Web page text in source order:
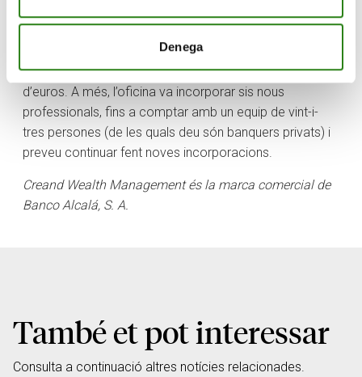
Denega
Savills.
El 2023, Creand Wealth Management a Catalunya va
incrementar el seu volum de negoci en 130 milions
d’euros. A més, l’oficina va incorporar sis nous
professionals, fins a comptar amb un equip de vint-i-
tres persones (de les quals deu són banquers privats) i
preveu continuar fent noves incorporacions.
Creand Wealth Management és la marca comercial de
Banco Alcalá, S. A.
També et pot interessar
Consulta a continuació altres notícies relacionades.